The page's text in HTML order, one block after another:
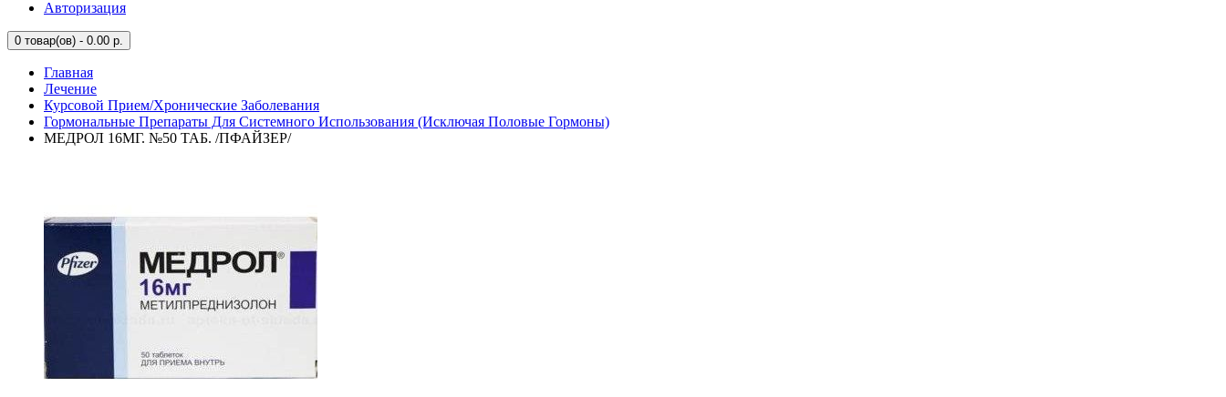
Авторизация
0 товар(ов) - 0.00 р.
Главная
Лечение
Курсовой Прием/Хронические Заболевания
Гормональные Препараты Для Системного Использования (Исключая Половые Гормоны)
МЕДРОЛ 16МГ. №50 ТАБ. /ПФАЙЗЕР/